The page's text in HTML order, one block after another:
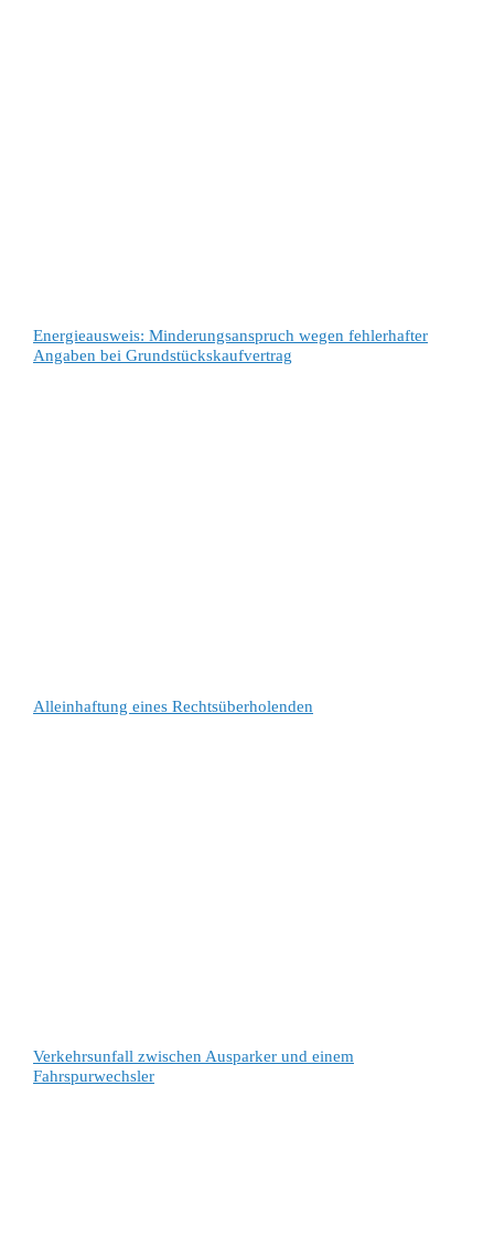
Energieausweis: Minderungsanspruch wegen fehlerhafter
Angaben bei Grundstückskaufvertrag
Alleinhaftung eines Rechtsüberholenden
Verkehrsunfall zwischen Ausparker und einem
Fahrspurwechsler